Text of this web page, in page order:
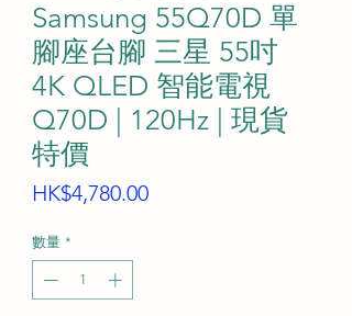
Samsung 55Q70D 單
腳座台腳 三星 55吋
4K QLED 智能電視
Q70D | 120Hz | 現貨
特價
HK$4,780.00價
數量 *